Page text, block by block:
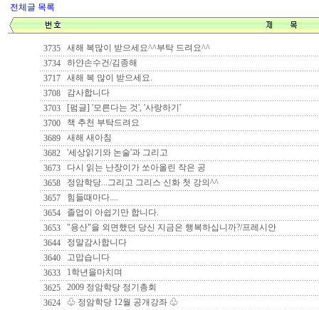
전체글 목록
3735
새해 복많이 받으세요^^부탁 드려요^^
3734
하얀손수건/김종해
3717
새해 복 많이 받으세요.
3708
감사합니다
3703
[펌글] '모른다는 것', '사랑하기'
3700
책 추천 부탁드려요
3689
새해 새아침
3682
'세상읽기와 논술'과 그리고
3673
다시 읽는 난장이가 쏘아올린 작은 공
3658
정암학당...그리고 그리스 신화 첫 강의^^
3657
힘들때마다....
3654
졸업이 아쉽기만 합니다.
3653
"용산"을 외면했던 당신 지금은 행복하십니까?/프레시안
3644
정말감사합니다
3640
고맙습니다
3633
1학년을마치며
3625
2009 정암학당 정기총회
3624
♧ 정암학당 12월 공개강좌 ♧